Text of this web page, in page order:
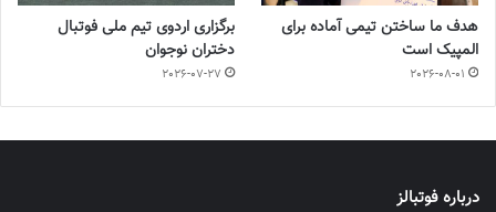
هدف ما ساختن تیمی آماده برای
المپیک است
2026-08-01
برگزاری اردوی تیم ملی فوتبال
دختران نوجوان
2026-07-27
درباره فوتبالز